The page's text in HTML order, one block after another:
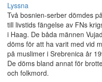
Lyssna
Två bosnien-serber dömdes
till livstids fängelse av FNs
i Haag. De båda männen
döms för att ha varit med vid
på muslimer i Srebrenica år
De döms bland annat för
och folkmord.